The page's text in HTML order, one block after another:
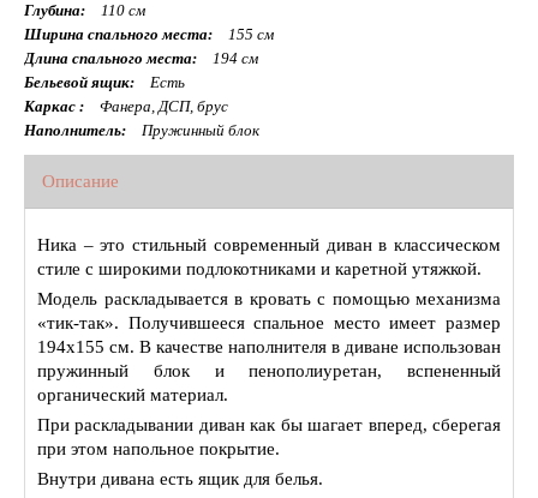
Глубина:
110 см
Ширина спального места:
155 см
Длина спального места:
194 см
Бельевой ящик:
Есть
Каркас :
Фанера, ДСП, брус
Наполнитель:
Пружинный блок
Описание
Ника – это стильный современный диван в классическом
стиле с широкими подлокотниками и каретной утяжкой.
Модель раскладывается в кровать с помощью механизма
«тик-так». Получившееся спальное место имеет размер
194х155 см. В качестве наполнителя в диване использован
пружинный блок и пенополиуретан, вспененный
органический материал.
При раскладывании диван как бы шагает вперед, сберегая
при этом напольное покрытие.
Внутри дивана есть ящик для белья.